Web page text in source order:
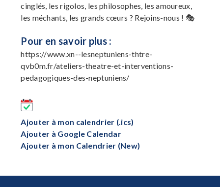
cinglés, les rigolos, les philosophes, les amoureux,
les méchants, les grands cœurs ? Rejoins-nous ! 🎭
Pour en savoir plus :
https://www.xn--lesneptuniens-thtre-
qvb0m.fr/ateliers-theatre-et-interventions-
pedagogiques-des-neptuniens/
Ajouter à mon calendrier (.ics)
Ajouter à Google Calendar
Ajouter à mon Calendrier (New)